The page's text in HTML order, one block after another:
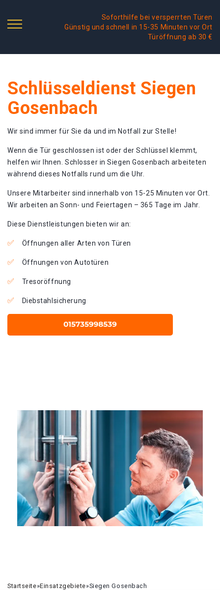
Soforthilfe bei versperrten Türen
Günstig und schnell in 15-35 Minuten vor Ort
Türöffnung ab 30 €
Schlüsseldienst Siegen
Gosenbach
Wir sind immer für Sie da und im Notfall zur Stelle!
Wenn die Tür geschlossen ist oder der Schlüssel klemmt,
helfen wir Ihnen. Schlosser in Siegen Gosenbach arbeiteten
während dieses Notfalls rund um die Uhr.
Unsere Mitarbeiter sind innerhalb von 15-25 Minuten vor Ort.
Wir arbeiten an Sonn- und Feiertagen – 365 Tage im Jahr.
Diese Dienstleistungen bieten wir an:
Öffnungen aller Arten von Türen
Öffnungen von Autotüren
Tresoröffnung
Diebstahlsicherung
Startseite»Einsatzgebiete»Siegen Gosenbach